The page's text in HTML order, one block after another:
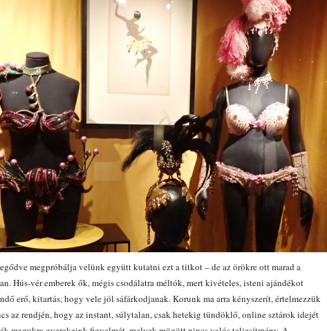
megpróbálja velünk együtt kutatni ezt a titkot – de az örökre ott marad a
Hús-vér emberek ők, mégis csodálatra méltók, mert kivételes, isteni ajándékot
erő, kitartás, hogy vele jól sáfárkodjanak. Korunk ma arra kényszerít, értelmezzük
az rendjén, hogy az instant, súlytalan, csak hetekig tündöklő, online sztárok idejét